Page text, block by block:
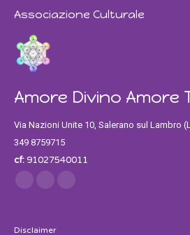
Associazione Culturale
Amore Divino Amore
Via Nazioni Unite 10, Salerano sul Lambro
349 8759715
cf:91027540011
Find us on:
Facebook
TwitterInstagram
Disclaimer